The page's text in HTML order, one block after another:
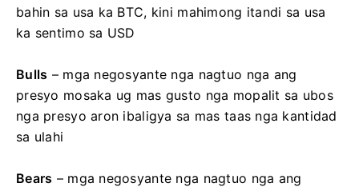
bahin sa usa ka BTC, kini mahimong itandi sa usa
ka sentimo sa USD
Bulls – mga negosyante nga nagtuo nga ang
presyo mosaka ug mas gusto nga mopalit sa ubos
nga presyo aron ibaligya sa mas taas nga kantidad
sa ulahi
Bears – mga negosyante nga nagtuo nga ang